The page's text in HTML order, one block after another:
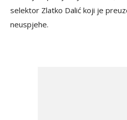
selektor Zlatko Dalić koji je
neuspjehe.